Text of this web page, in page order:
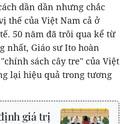
dần dần nhưng chắc
thế của Việt Nam cả ở
50 năm đã trôi qua kể từ
nhất, Giáo sư Ito hoàn
sách cây tre" của Việt
lại hiệu quả trong tương
giá trị